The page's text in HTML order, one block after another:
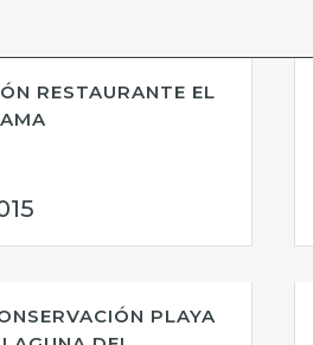
RESTAURANTE EL
PLAYA